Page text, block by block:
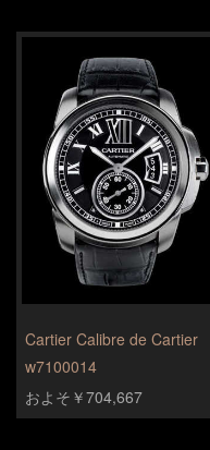
Cartier Calibre de Cartier
w7100014
およそ￥704,667